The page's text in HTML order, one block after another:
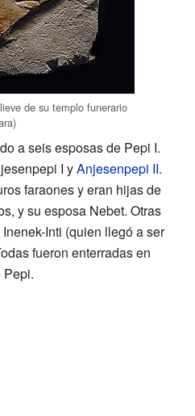
de su templo funerario
a seis esposas de Pepi I.
I yAnjesenpepi II.
faraones y eran hijas de
y su esposa Nebet. Otras
Inti (quien llegó a ser
fueron enterradas en
Pepi.